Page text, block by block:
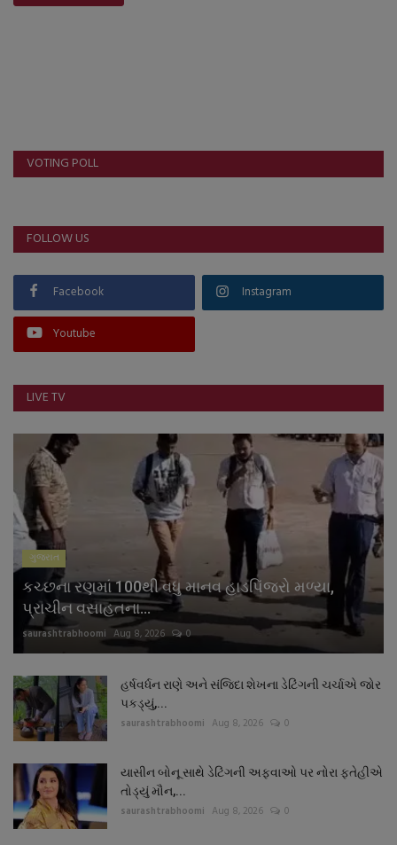
VOTING POLL
FOLLOW US
Facebook Instagram
Youtube
LIVE TV
ગુજરાત
કચ્છના રણમાં 100થી વધુ માનવ હાડપિંજરો મળ્યા,
પ્રાચીન વસાહતના...
saurashtrabhoomi Aug 8, 2026 0
હર્ષવર્ધન રાણે અને સંજિદા શેખના ડેટિંગની ચર્ચાએ જોર
પકડ્યું,...
saurashtrabhoomi Aug 8, 2026 0
યાસીન બોનૂ સાથે ડેટિંગની અફવાઓ પર નોરા ફતેહીએ
તોડ્યું મૌન,...
saurashtrabhoomi Aug 8, 2026 0